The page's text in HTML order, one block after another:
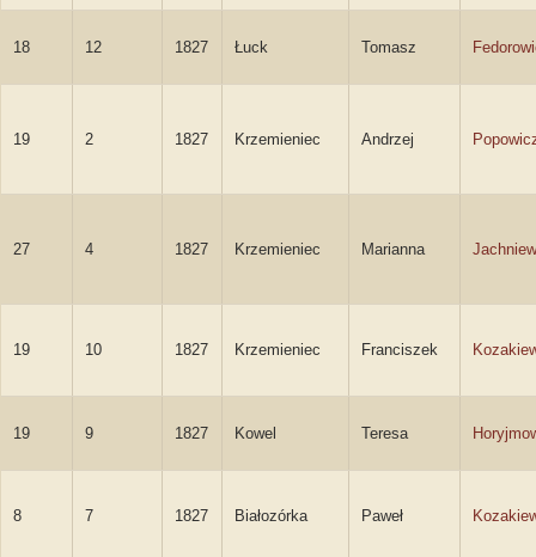
18 12 1827 Łuck Tomasz
19 2 1827 Krzemieniec Andrzej
27 4 1827 Krzemieniec Marianna
19 10 1827 Krzemieniec Franciszek
19 9 1827 Kowel Teresa
8 7 1827 Białozórka Paweł